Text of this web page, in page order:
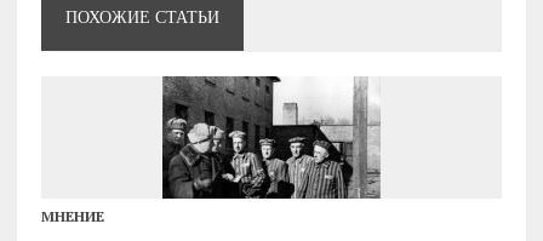
ПОХОЖИЕ СТАТЬИ
МНЕНИЕ